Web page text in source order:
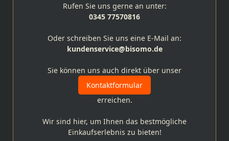
Rufen Sie uns gerne an unter:
0345 77570816
Oder schreiben Sie uns eine E-Mail an:
kundenservice@bisomo.de
Sie können uns auch direkt über unser
Kontaktformular
erreichen.
Wir sind hier, um Ihnen das bestmögliche
Einkaufserlebnis zu bieten!